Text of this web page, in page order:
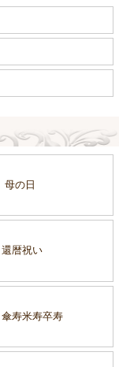
母の日
還暦祝い
傘寿米寿卒寿